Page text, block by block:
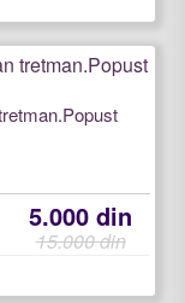
5.000 din
15.000 din